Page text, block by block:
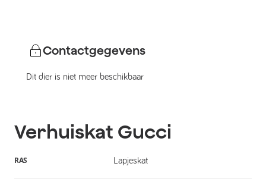
Contactgegevens
Dit dier is niet meer beschikbaar
Verhuiskat Gucci
RAS Lapjeskat